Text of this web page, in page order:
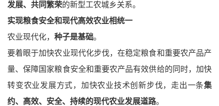
发展、共同繁荣的新型工农城乡关系。
实现粮食安全和现代高效农业相统一
农业现代化， 种子是基础。
要着眼于加快农业现代化步伐，在稳定粮食和重要农产品产
量、保障国家粮食安全和重要农产品有效供给的同时，加快
转变农业发展方式，加快农业技术创新步伐，走出一条集
约、高效、安全、持续的现代农业发展道路。